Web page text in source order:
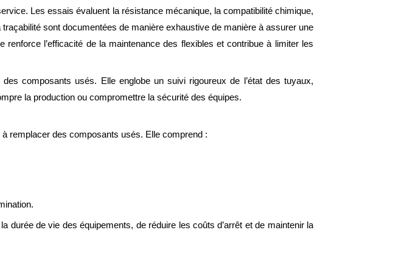
Les essais évaluent la résistance mécanique, la compatibilité chimique,
sont documentées de manière exhaustive de manière à assurer une
l’efficacité de la maintenance des flexibles et contribue à limiter les
composants usés. Elle englobe un suivi rigoureux de l’état des tuyaux,
la production ou compromettre la sécurité des équipes.
remplacer des composants usés. Elle comprend :
durée de vie des équipements, de réduire les coûts d’arrêt et de maintenir la